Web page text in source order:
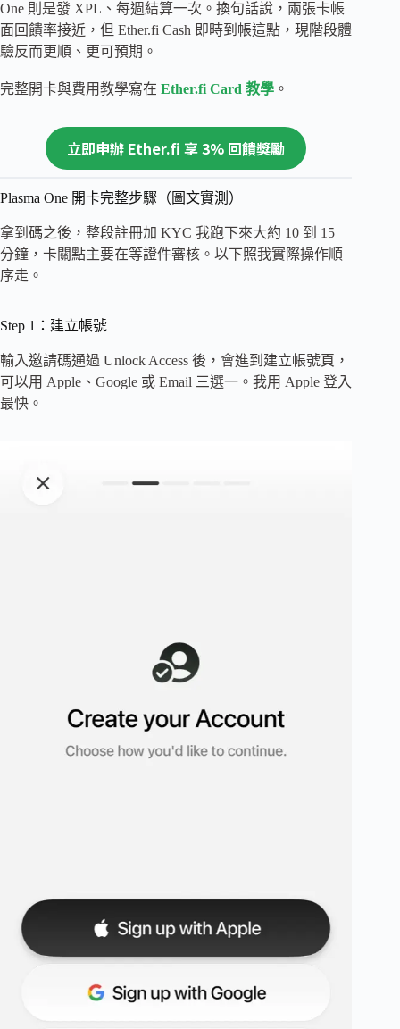
One 則是發 XPL、每週結算一次。換句話說，兩張卡帳
面回饋率接近，但 Ether.fi Cash 即時到帳這點，現階段體
驗反而更順、更可預期。
完整開卡與費用教學寫在 Ether.fi Card 教學 。
立即申辦 Ether.fi 享 3% 回饋獎勵
Plasma One 開卡完整步驟（圖文實測）
拿到碼之後，整段註冊加 KYC 我跑下來大約 10 到 15
分鐘，卡關點主要在等證件審核。以下照我實際操作順
序走。
Step 1：建立帳號
輸入邀請碼通過 Unlock Access 後，會進到建立帳號頁，
可以用 Apple、Google 或 Email 三選一。我用 Apple 登入
最快。